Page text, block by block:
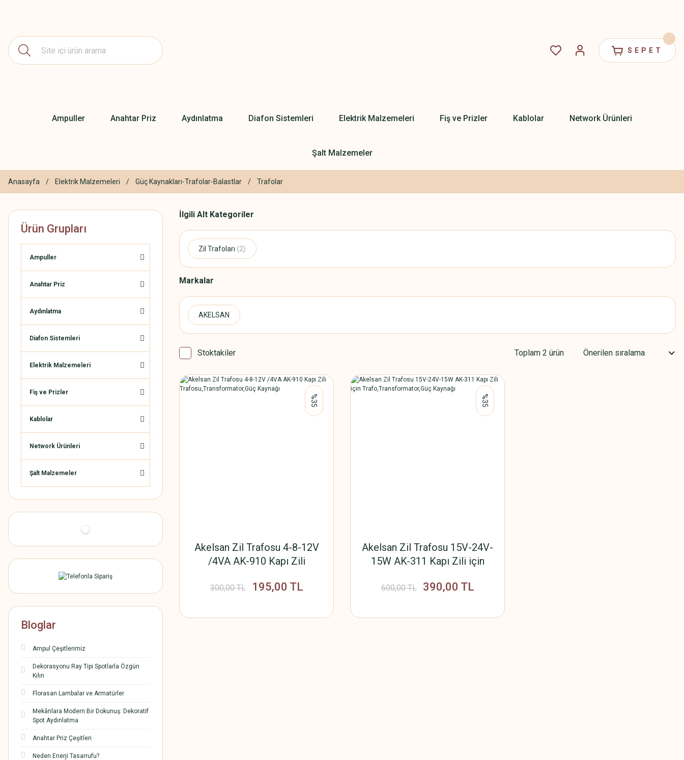
SEPET
Ampuller Anahtar Priz Aydınlatma Diafon Sistemleri Elektrik Malzemeleri Fiş ve Prizler Kablolar Network Ürünleri
Şalt Malzemeler
Anasayfa Elektrik Malzemeleri Güç Kaynakları-Trafolar-Balastlar Trafolar
Ürün Grupları
Ampuller
Anahtar Priz
Aydınlatma
Diafon Sistemleri
Elektrik Malzemeleri
Fiş ve Prizler
Kablolar
Network Ürünleri
Şalt Malzemeler
Bloglar
Ampul Çeşitlerimiz
Dekorasyonu Ray Tipi Spotlarla Özgün
Kılın
Florasan Lambalar ve Armatürler
Mekânlara Modern Bir Dokunuş: Dekoratif
Spot Aydınlatma
Anahtar Priz Çeşitleri
Neden Enerji Tasarrufu?
İlgili Alt Kategoriler
Zil Trafoları (2)
Markalar
AKELSAN
Stoktakiler Toplam 2 ürün
%35
Akelsan Zil Trafosu 4-8-12V
/4VA AK-910 Kapı Zili
Kaynağı
300,00 TL 195,00 TL
%35
Akelsan Zil Trafosu 15V-24V-
15W AK-311 Kapı Zili için
Kaynağı
600,00 TL 390,00 TL